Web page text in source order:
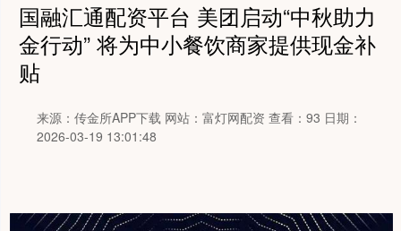
国融汇通配资平台 美团启动“中秋助力
金行动” 将为中小餐饮商家提供现金补
贴
来源：传金所APP下载 网站：富灯网配资 查看：93 日期：
2026-03-19 13:01:48